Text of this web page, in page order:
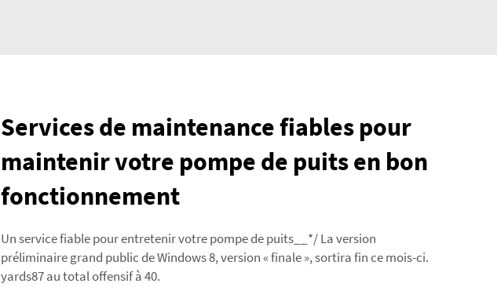
Services de maintenance fiables pour
maintenir votre pompe de puits en bon
fonctionnement
Un service fiable pour entretenir votre pompe de puits__*/ La version
préliminaire grand public de Windows 8, version « finale », sortira fin ce mois-ci.
yards87 au total offensif à 40.